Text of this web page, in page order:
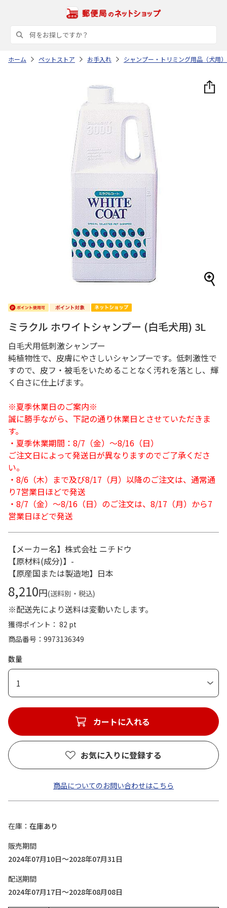
ホーム ペットストア お手入れ シャンプー・トリミング用品（犬用）
ミラクル ホワイトシャンプー (白毛犬用) 3L
白毛犬用低刺激シャンプー
純植物性で、皮膚にやさしいシャンプーです。低刺激性で
すので、皮フ・被毛をいためることなく汚れを落とし、輝
く白さに仕上げます。
※夏季休業日のご案内※
誠に勝手ながら、下記の通り休業日とさせていただきま
す。
・夏季休業期間：8/7（金）～8/16（日）
ご注文日によって発送日が異なりますのでご了承くださ
い。
・8/6（木）まで及び8/17（月）以降のご注文は、通常通
り7営業日ほどで発送
・8/7（金）～8/16（日）のご注文は、8/17（月）から7
営業日ほどで発送
【メーカー名】株式会社 ニチドウ
【原材料(成分)】-
【原産国または製造地】日本
8,210円(送料別・税込)
※配送先により送料は変動いたします。
獲得ポイント： 82 pt
商品番号
9973136349
数量
1
カートに入れる
お気に入りに登録する
商品についてのお問い合わせはこちら
在庫
在庫あり
販売期間
2024年07月10日～2028年07月31日
配送期間
2024年07月17日～2028年08月08日